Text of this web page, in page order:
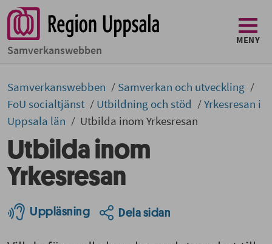
Samverkans­­webben
MENY
Samverkans­­­webben
Samverkan och utveckling
FoU socialtjänst
Utbildning och stöd
Yrkesresan i
Uppsala län
Utbilda inom Yrkesresan
Utbilda inom
Yrkesresan
Uppläsning Dela sidan